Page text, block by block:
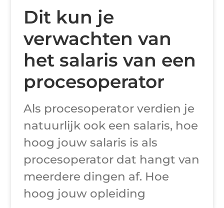
Dit kun je
verwachten van
het salaris van een
procesoperator
Als procesoperator verdien je
natuurlijk ook een salaris, hoe
hoog jouw salaris is als
procesoperator dat hangt van
meerdere dingen af. Hoe
hoog jouw opleiding